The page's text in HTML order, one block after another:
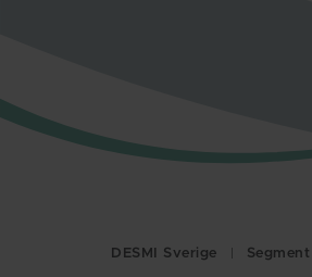
DESMI Sverige Segment